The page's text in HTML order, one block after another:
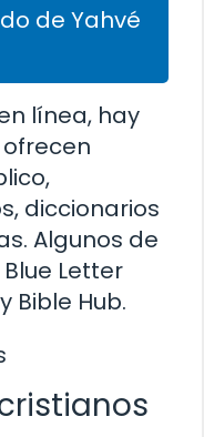
de Yahvé
línea, hay
diccionarios
Algunos de
Letter
Bible Hub.